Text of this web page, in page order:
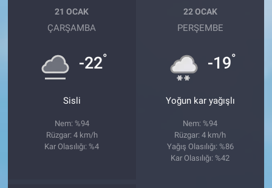
21 OCAK
ÇARŞAMBA
-22°
Sisli
Nem: %94
Rüzgar: 4 km/h
Kar Olasılığı: %4
22 OCAK
PERŞEMBE
-19°
Yoğun kar yağışlı
Nem: %94
Rüzgar: 4 km/h
Yağış Olasılığı: %86
Kar Olasılığı: %42